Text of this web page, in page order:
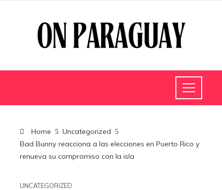
Home
Uncategorized
Bad Bunny reacciona a las elecciones en Puerto Rico y
renueva su compromiso con la isla
UNCATEGORIZED